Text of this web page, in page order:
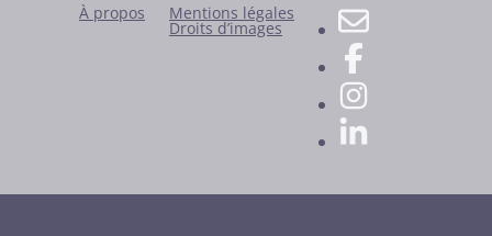
À propos Mentions légales
Droits d’images